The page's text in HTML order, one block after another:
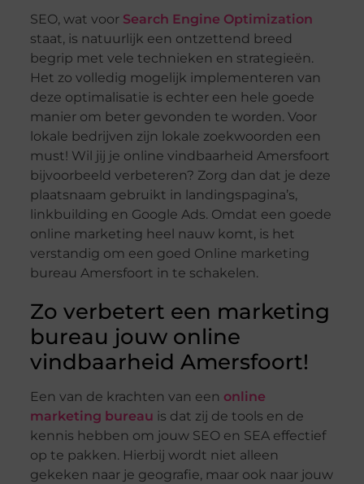
SEO, wat voor Search Engine Optimization
staat, is natuurlijk een ontzettend breed
begrip met vele technieken en strategieën.
Het zo volledig mogelijk implementeren van
deze optimalisatie is echter een hele goede
manier om beter gevonden te worden. Voor
lokale bedrijven zijn lokale zoekwoorden een
must! Wil jij je online vindbaarheid Amersfoort
bijvoorbeeld verbeteren? Zorg dan dat je deze
plaatsnaam gebruikt in landingspagina’s,
linkbuilding en Google Ads. Omdat een goede
online marketing heel nauw komt, is het
verstandig om een goed Online marketing
bureau Amersfoort in te schakelen.
Zo verbetert een marketing
bureau jouw online
vindbaarheid Amersfoort!
Een van de krachten van een online
marketing bureau is dat zij de tools en de
kennis hebben om jouw SEO en SEA effectief
op te pakken. Hierbij wordt niet alleen
gekeken naar je geografie, maar ook naar jouw